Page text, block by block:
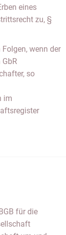
eines
zu, §
wenn der
so
im
für die